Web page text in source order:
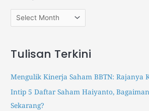
o
e
r
s
.
i
s
.
i
Tulisan Terkini
Mengulik Kinerja Saham BBTN: Rajanya
Intip 5 Daftar Saham Haiyanto,
Sekarang?